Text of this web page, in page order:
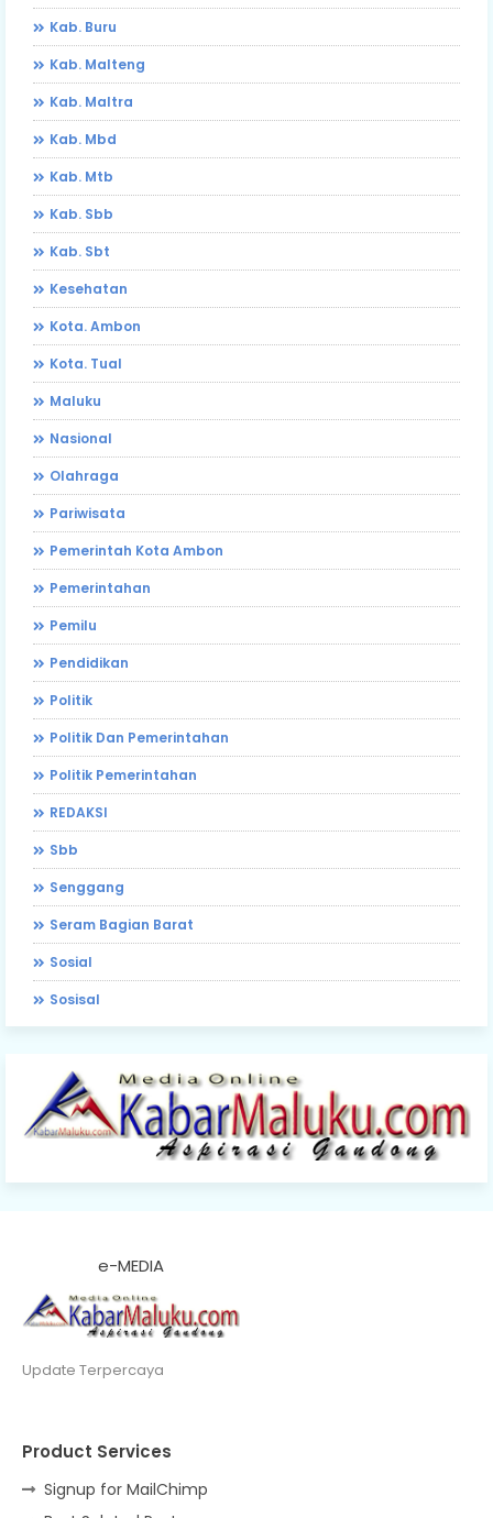
Kab. Buru
Kab. Malteng
Kab. Maltra
Kab. Mbd
Kab. Mtb
Kab. Sbb
Kab. Sbt
Kesehatan
Kota. Ambon
Kota. Tual
Maluku
Nasional
Olahraga
Pariwisata
Pemerintah Kota Ambon
Pemerintahan
Pemilu
Pendidikan
Politik
Politik Dan Pemerintahan
Politik Pemerintahan
REDAKSI
Sbb
Senggang
Seram Bagian Barat
Sosial
Sosisal
e-MEDIA
Update Terpercaya
Product Services
Signup for MailChimp